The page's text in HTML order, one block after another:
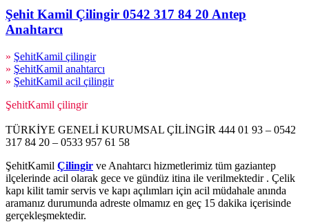
Şehit Kamil Çilingir 0542 317 84 20 Antep
Anahtarcı
» ŞehitKamil çilingir
» ŞehitKamil anahtarcı
» ŞehitKamil acil çilingir
ŞehitKamil çilingir
TÜRKİYE GENELİ KURUMSAL ÇİLİNGİR 444 01 93 – 0542
317 84 20 – 0533 957 61 58
ŞehitKamil Çilingir ve Anahtarcı hizmetlerimiz tüm gaziantep
ilçelerinde acil olarak gece ve gündüz itina ile verilmektedir . Çelik
kapı kilit tamir servis ve kapı açılımları için acil müdahale anında
aramanız durumunda adreste olmamız en geç 15 dakika içerisinde
gerçekleşmektedir.